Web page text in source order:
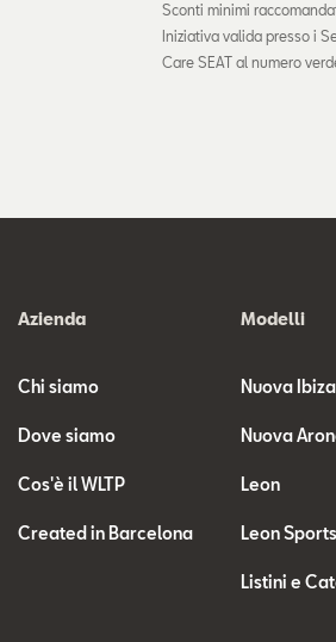
Sconti minimi
Iniziativa valida presso i
Care SEAT al numero
Azienda
Chi siamo
Dove siamo
Cos'è il WLTP
Created in Barcelona
Modelli
Nuova Ibiza
Nuova
Leon
Leon
Listini e